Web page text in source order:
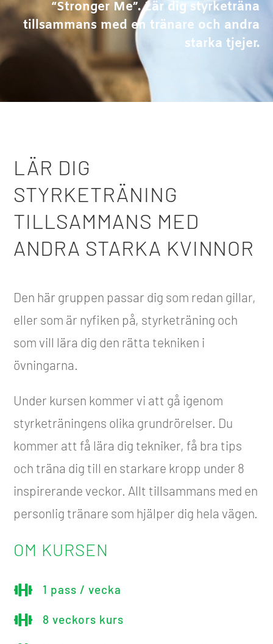
“Stronger Me”. Lär dig styrketräna
tillsammans med en tränare och andra
starka tjejer.
LÄR DIG
STYRKETRÄNING
TILLSAMMANS MED
ANDRA STARKA KVINNOR
Den här gruppen passar dig som redan gillar,
eller som är nyfiken på, styrketräning och
som vill lära dig den rätta tekniken i
övningarna.
Under kursen kommer vi att gå igenom
styrketräningens olika grundrörelser. Du
kommer att få lära dig tekniker, få bra tips
och träna dig till en starkare kropp under 8
inspirerande veckor. Allt tillsammans med en
personlig tränare som hjälper dig hela vägen.
OM KURSEN
 1 pass / vecka
 8 veckors kurs